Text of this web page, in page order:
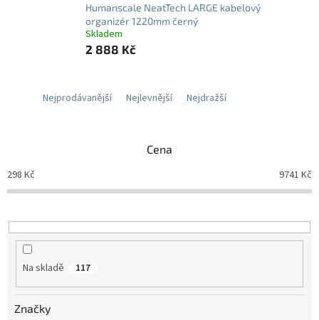
Humanscale NeatTech LARGE kabelový
organizér 1220mm černý
Skladem
2 888 Kč
Nejprodávanější Nejlevnější Nejdražší
Cena
298 Kč 9741 Kč
Na skladě 117
Značky